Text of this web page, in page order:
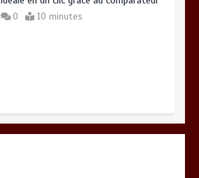
leaders français du recyclage et du